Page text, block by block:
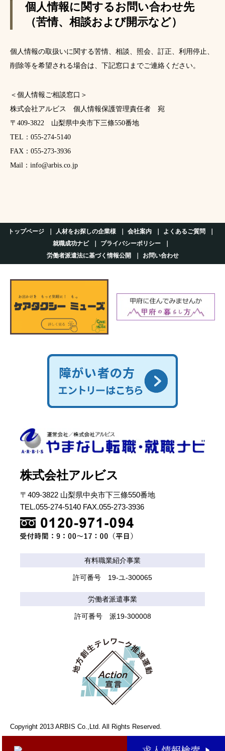
個人情報に関するお問い合わせ先
（苦情、相談および開示など）
個人情報の取扱いに関する苦情、相談、照会、訂正、利用停止、
削除等を希望される場合は、下記窓口までご連絡ください。
＜個人情報ご相談窓口＞
株式会社アルビス 個人情報保護管理責任者 宛
〒409-3822 山梨県中央市下三條550番地
TEL：055-274-5140
FAX：055-273-3936
Mail：info@arbis.co.jp
トップページ 人材をお探しの企業様 会社案内
よくあるご質問
就職成功ナビ
プライバシーポリシー
労働者派遣法に基づく情報公開
お問い合わせ
株式会社アルビス
〒409-3822 山梨県中央市下三條550番地
TEL.055-274-5140 FAX.055-273-3936
有料職業紹介事業
許可番号 19-ユ-300065
労働者派遣事業
許可番号 派19-300008
Copyright 2013 ARBIS Co.,Ltd. All Rights Reserved.